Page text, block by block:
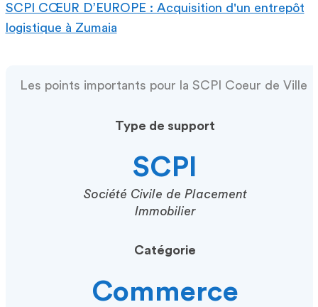
SCPI CŒUR D’EUROPE : Acquisition d'un entrepôt
logistique à Zumaia
Les points importants pour la SCPI Coeur de Ville
Type de support
SCPI
Société Civile de Placement
Immobilier
Catégorie
Commerce